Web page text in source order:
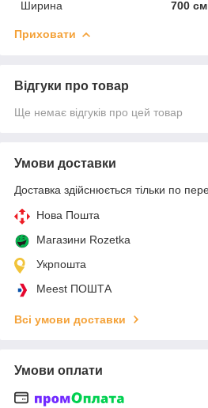
Ширина
700 см
Приховати
Відгуки про товар
Ще немає відгуків про цей товар
Умови доставки
Доставка здійснюється тільки по
Нова Пошта
Магазини Rozetka
Укрпошта
Meest ПОШТА
Всі умови доставки
Умови оплати